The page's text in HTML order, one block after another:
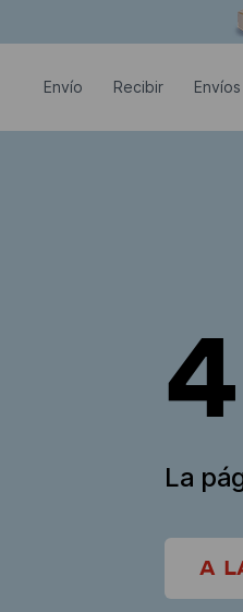
Envío Recibir
La
A
La ventana modal está